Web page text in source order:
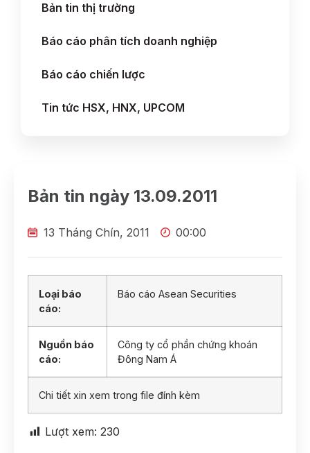
Bản tin thị trường
Báo cáo phân tích doanh nghiệp
Báo cáo chiến lược
Tin tức HSX, HNX, UPCOM
Bản tin ngày 13.09.2011
13 Tháng Chín, 2011 00:00
Loại báo
cáo:
Báo cáo Asean Securities
Nguồn báo
cáo:
Công ty cổ phần chứng khoán
Đông Nam Á
Chi tiết xin xem trong file đính kèm
Lượt xem: 230